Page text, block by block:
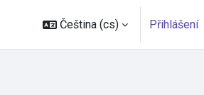
Čeština ‎(cs)‎ Přihlášení